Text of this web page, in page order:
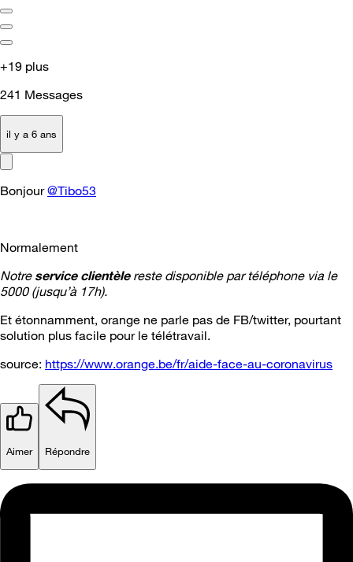
+19 plus
241 Messages
il y a 6 ans
Bonjour@Tibo53
Normalement
Notre service clientèlereste disponible par téléphone via le
5000 (jusqu’à 17h).
Et étonnamment, orange ne parle pas de FB/twitter, pourtant
solution plus facile pour le télétravail.
source: https://www.orange.be/fr/aide-face-au-coronavirus
Aimer Répondre